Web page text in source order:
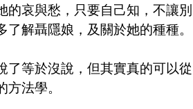
的哀與愁，只要自己知，不讓別
解聶隱娘，及關於她的種種。
了等於沒說，但其實真的可以從
法學。